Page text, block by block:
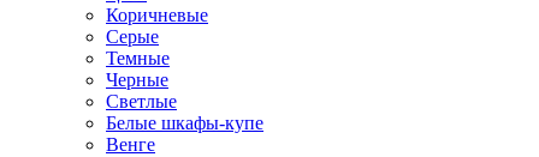
Коричневые
Серые
Темные
Черные
Светлые
Белые шкафы-купе
Венге